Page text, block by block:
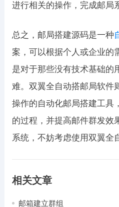
进行相关的操作，完成邮局
总之，邮局搭建源码是一种
案，可以根据个人或企业的
是对于那些没有技术基础的
难。双翼全自动搭邮局软件
操作的自动化邮局搭建工具
的过程，并提高邮件群发效
系统，不妨考虑使用双翼全
相关文章
邮箱建立群组